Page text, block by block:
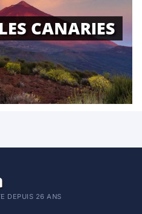
CANARIES
DEPUIS 26 ANS